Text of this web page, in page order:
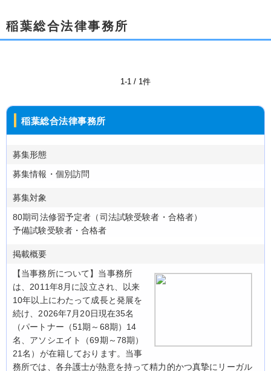
稲葉総合法律事務所
1-1 / 1件
稲葉総合法律事務所
募集形態
募集情報・個別訪問
募集対象
80期司法修習予定者（司法試験受験者・合格者）
予備試験受験者・合格者
掲載概要
【当事務所について】当事務所
は、2011年8月に設立され、以来
10年以上にわたって成長と発展を
続け、2026年7月20日現在35名
（パートナー（51期～68期）14
名、アソシエイト（69期～78期）
21名）が在籍しております。当事
務所では、各弁護士が熱意を持って精力的かつ真摯にリーガル